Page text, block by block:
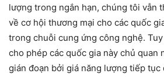
lượng trong ngắn hạn, chúng tôi vẫn
về cơ hội thương mại cho các quốc
trong chuỗi cung ứng công nghệ.
cho phép các quốc gia này chủ quan
gián đoạn bởi giá năng lượng tiếp tục